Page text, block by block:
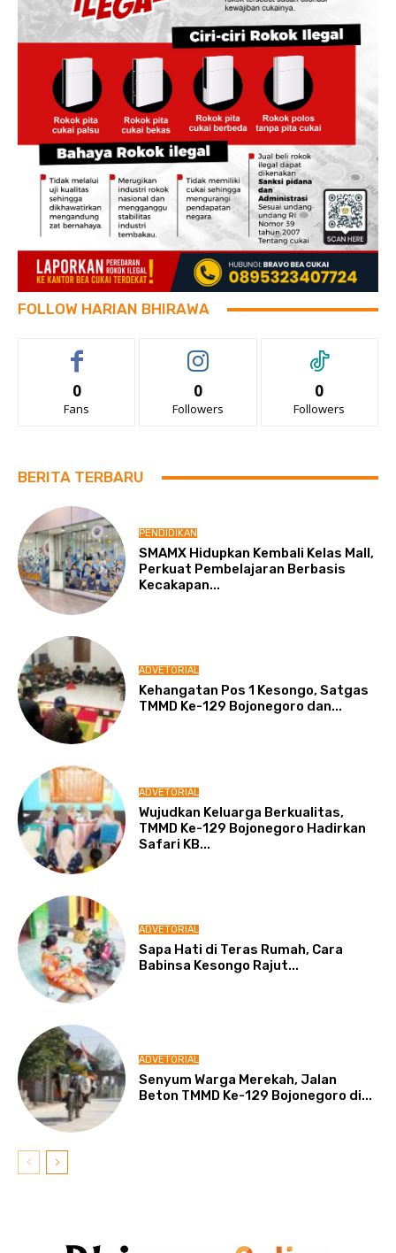
FOLLOW HARIAN BHIRAWA
0
Fans
0
Followers
0
Followers
BERITA TERBARU
PENDIDIKAN
SMAMX Hidupkan Kembali Kelas Mall,
Perkuat Pembelajaran Berbasis
Kecakapan...
ADVETORIAL
Kehangatan Pos 1 Kesongo, Satgas
TMMD Ke-129 Bojonegoro dan...
ADVETORIAL
Wujudkan Keluarga Berkualitas,
TMMD Ke-129 Bojonegoro Hadirkan
Safari KB...
ADVETORIAL
Sapa Hati di Teras Rumah, Cara
Babinsa Kesongo Rajut...
ADVETORIAL
Senyum Warga Merekah, Jalan
Beton TMMD Ke-129 Bojonegoro di...